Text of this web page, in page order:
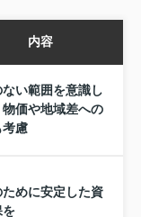
内容
い範囲を意識し
価や地域差への
考慮
めに安定した資
を